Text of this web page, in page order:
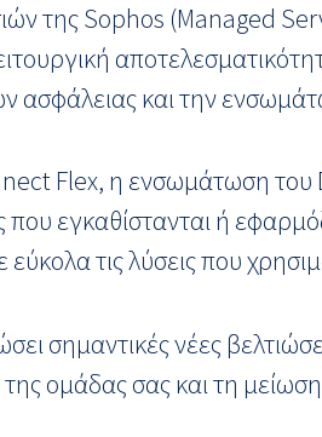
της Sophos (Managed
και την
Flex, η ενσωμάτωση
που εγκαθίστανται ή
τις λύσεις που
σημαντικές νέες
ομάδας σας και τη